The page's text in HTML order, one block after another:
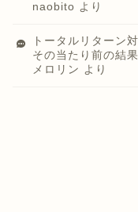
naobito より
トータルリター
その当たり前の結
メロリン より